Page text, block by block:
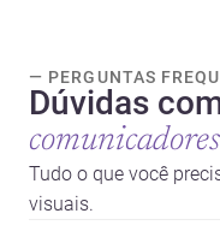
— PERGUNTAS
Dúvidas
Tudo o que você
visuais.